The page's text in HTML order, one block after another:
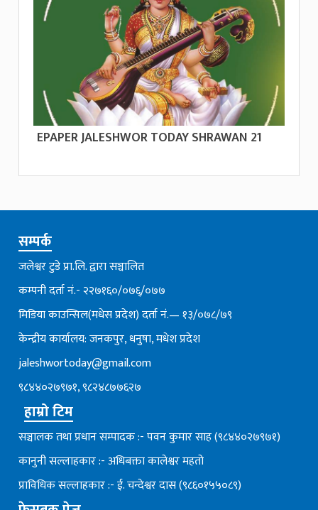
EPAPER JALESHWOR TODAY SHRAWAN 21
सम्पर्क
जलेश्वर टुडे प्रा.लि. द्वारा सञ्चालित
कम्पनी दर्ता नं.- २२७१६०/०७६्/०७७
मिडिया काउन्सिल(मधेस प्रदेश) दर्ता नं.— १३/०७८/७९
केन्द्रीय कार्यालय: जनकपुर, धनुषा, मधेश प्रदेश
jaleshwortoday@gmail.com
९८४४०२७९७१, ९८२४८७७६२७
हाम्रो टिम
सञ्चालक तथा प्रधान सम्पादक :- पवन कुमार साह (९८४४०२७९७१)
कानुनी सल्लाहकार :- अधिबक्ता कालेश्वर महतो
प्राविधिक सल्लाहकार :- ई. चन्देश्वर दास (९८६०१५५०८९)